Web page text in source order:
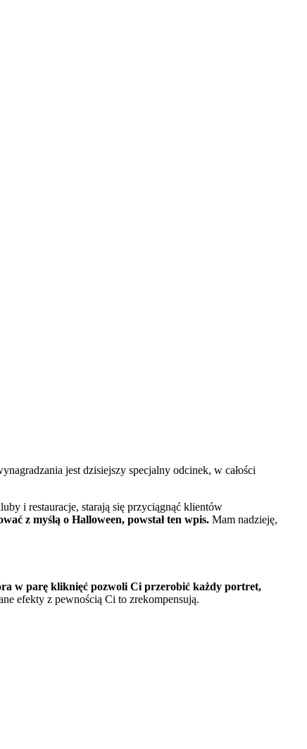
jest dzisiejszy specjalny odcinek, w całości
i restauracje, starają się przyciągnąć klientów
z myślą o Halloween, powstał ten wpis. Mam nadzieję,
w parę kliknięć pozwoli Ci przerobić każdy portret,
efekty z pewnością Ci to zrekompensują.